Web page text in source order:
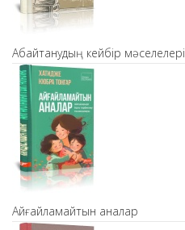
Абайтанудың кейбір мәселелері
Айғайламайтын аналар